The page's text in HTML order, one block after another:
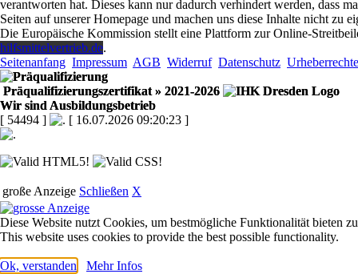
verantworten hat. Dieses kann nur dadurch verhindert werden, dass
Seiten auf unserer Homepage und machen uns diese Inhalte nicht
Die Europäische Kommission stellt eine Plattform zur Online-
hilfsmittelvertrieb.de.
Seitenanfang Impressum AGB Widerruf Datenschutz Urheberrechte
Präqualifizierungszertifikat » 2021-2026
Wir sind Ausbildungsbetrieb
[ 54494 ]
[ 16.07.2026 09:20:23 ]
große Anzeige Schließen X
Diese Website nutzt Cookies, um bestmögliche Funktionalität bieten
This website uses cookies to provide the best possible functionality.
Ok, verstanden Mehr Infos